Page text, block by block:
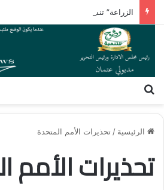
الرئيسية / تحذيرات الأمم المتحدة
تحذيرات الأمم